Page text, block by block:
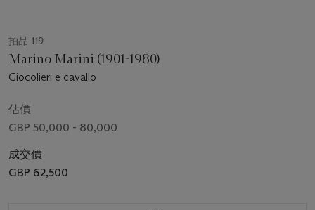
拍品 119
Marino Marini (1901-1980)
Giocolieri e cavallo
估價
GBP 50,000 - 80,000
成交價
GBP 62,500